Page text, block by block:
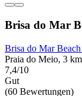
Brisa do Mar
Brisa do Mar
Praia do Meio, 3
7,4/10
Gut
(60 Bewertungen)